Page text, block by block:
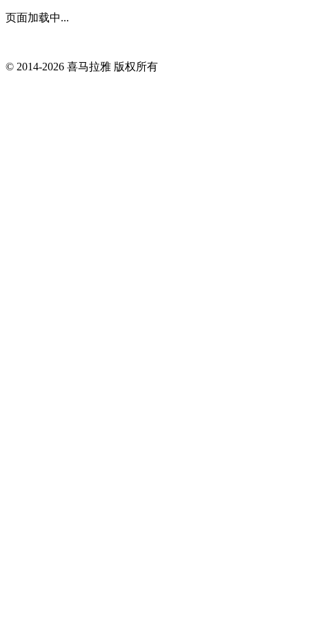
页面加载中...
© 2014-2026 喜马拉雅 版权所有